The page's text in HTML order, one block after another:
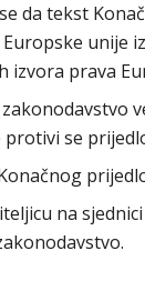
da tekst
unije
izvora prava
protivi se
na